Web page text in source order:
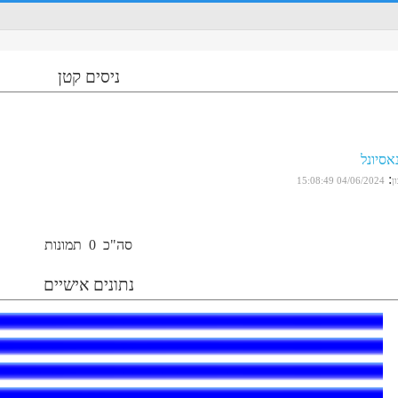
ניסים קטן
:
04/06/2024 15:08:49
סה"כ 0 תמונות
נתונים אישיים